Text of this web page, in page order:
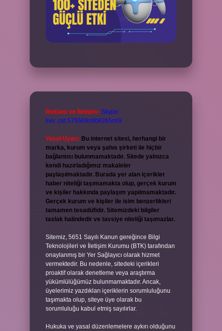
Reklam ve İletişim: Skype:
live:.cid.575569c608265c69
Yasal Uyarı: Bu internet sitesi, herhangi bir
marka, kurum veya şahıs şirketi ile hiçbir
bağlantısı bulunmamaktadır. Sitede yalnızca
kendi hazırladığımız makaleler
paylaşılmaktadır. Burada yer alan içerikler
haber niteliği taşımamakta olup, gerçek kurum
ve kişiler hakkında paylaşım yapılmamaktadır.
Gerçek kurum ve kişiler ile isim benzerlikleri
tamamen tesadüfidir. Sitemizdeki bilgiler
taslak halindedir ve tavsiye niteliği taşımazlar.
Sitemiz, 5651 Sayılı Kanun gereğince Bilgi
Teknolojileri ve İletişim Kurumu (BTK) tarafından
onaylanmış bir Yer Sağlayıcı olarak hizmet
vermektedir. Bu nedenle, sitedeki içerikleri
proaktif olarak denetleme veya araştırma
yükümlülüğümüz bulunmamaktadır. Ancak,
üyelerimiz yazdıkları içeriklerin sorumluluğunu
taşımakta olup, siteye üye olarak bu
sorumluluğu kabul etmiş sayılırlar.
Hukuka ve yasal düzenlemelere aykırı olduğunu